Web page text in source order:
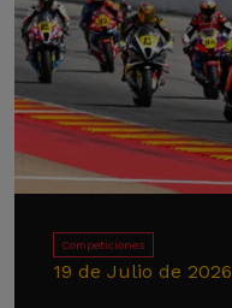
Competiciones
19 de Julio de 2026